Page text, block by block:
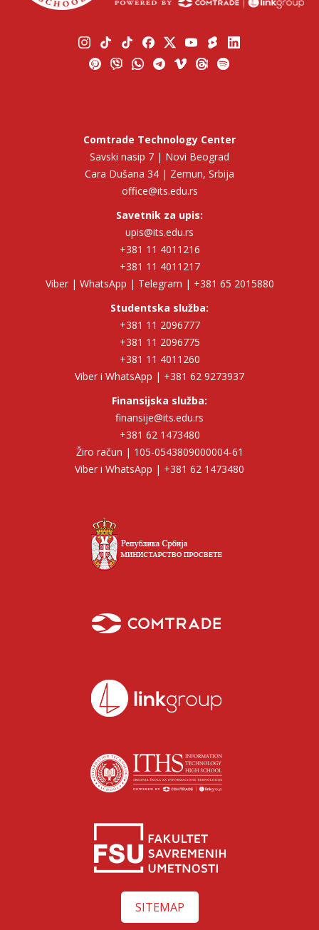
Comtrade Technology Center
Savski nasip 7 | Novi Beograd
Cara Dušana 34 | Zemun, Srbija
office@its.edu.rs
Savetnik za upis:
upis@its.edu.rs
+381 11 4011216
+381 11 4011217
Viber | WhatsApp | Telegram | +381 65 2015880
Studentska služba:
+381 11 2096777
+381 11 2096775
+381 11 4011260
Viber i WhatsApp | +381 62 9273937
Finansijska služba:
finansije@its.edu.rs
+381 62 1473480
Žiro račun | 105-0543809000004-61
Viber i WhatsApp | +381 62 1473480
SITEMAP